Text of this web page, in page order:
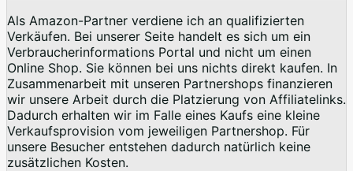
Als Amazon-Partner verdiene ich an qualifizierten
Verkäufen. Bei unserer Seite handelt es sich um ein
Verbraucherinformations Portal und nicht um einen
Online Shop. Sie können bei uns nichts direkt kaufen. In
Zusammenarbeit mit unseren Partnershops finanzieren
wir unsere Arbeit durch die Platzierung von Affiliatelinks.
Dadurch erhalten wir im Falle eines Kaufs eine kleine
Verkaufsprovision vom jeweiligen Partnershop. Für
unsere Besucher entstehen dadurch natürlich keine
zusätzlichen Kosten.